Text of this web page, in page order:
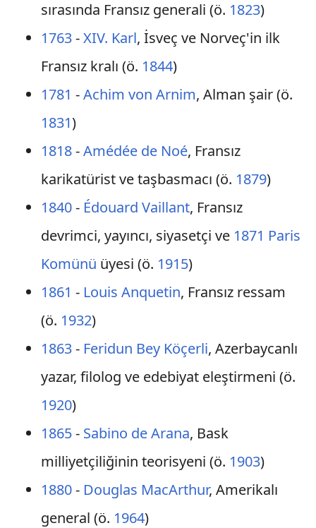
sırasında Fransız generali (ö. 1823)
1763-XIV. Karl, İsveç ve Norveç'in ilk
Fransız kralı (ö. 1844)
1781 -Achim von Arnim, Alman şair (ö.
1831)
1818-Amédée de Noé, Fransız
karikatürist ve taşbasmacı (ö. 1879)
1840- Édouard Vaillant, Fransız
devrimci, yayıncı, siyasetçi ve 1871 Paris
Komünü üyesi (ö. 1915)
1861 - Louis Anquetin, Fransız ressam
(ö. 1932)
1863- Feridun Bey Köçerli, Azerbaycanlı
yazar, filolog ve edebiyat eleştirmeni (ö.
1920)
1865- Sabino de Arana, Bask
milliyetçiliğinin teorisyeni (ö. 1903)
1880- Douglas MacArthur, Amerikalı
general (ö. 1964)